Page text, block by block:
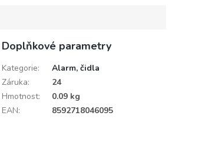
Doplňkové parametry
Kategorie:
Alarm, čidla
Záruka:
24
Hmotnost:
0.09 kg
EAN: 8592718046095